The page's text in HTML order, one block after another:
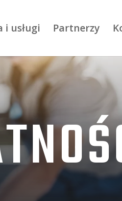
i usługi Partnerzy